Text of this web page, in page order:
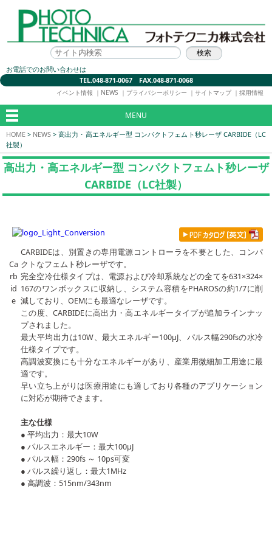
お電話でのお問い合わせは
TEL.048-871-0067 FAX.048-871-0068
イベント情報 ｜ NEWS ｜ プライバシーポリシー ｜ サイトマップ ｜ 採用情報
MENU
HOME > NEWS >高出力・高エネルギー型 コンパクトフェムト秒レーザ CARBIDE（LC
社製）
高出力・高エネルギー型 コンパクトフェムト秒レーザ
CARBIDE（LC社製）
Ca
rb
id
e
CARBIDEは、別置きの専用電源コントローラを不要とした、コンパ
クトなフェムト秒レーザです。
完全空冷仕様タイプは、電源および冷却系統などの全てを631×324×
167のワンボックスに収納し、システム容積をPHAROSの約1/7に削
減しており、OEMにも最適なレーザです。
この度、CARBIDEに高出力・高エネルギータイプが追加ラインナッ
プされました。
最大平均出力は10W、最大エネルギー100μJ、パルス幅290fsの水冷
仕様タイプです。
高調波変換にも十分なエネルギーがあり、産業用微細加工用途に最
適です。
早い立ち上がりは医療用途にも適しており各種のアプリケーション
に対応が期待できます。
主な仕様
● 平均出力：最大10W
● パルスエネルギー：最大100μJ
● パルス幅：290fs ～ 10ps可変
● パルス繰り返し：最大1MHz
● 高調波：515nm/343nm